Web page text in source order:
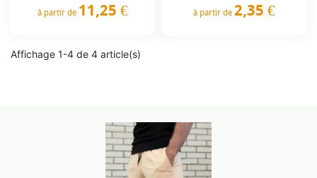
à partir de 11,25 € à partir de 2,35 €
Affichage 1-4 de 4 article(s)